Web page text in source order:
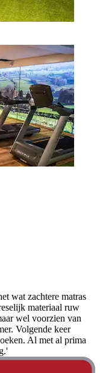
wat zachtere matras
materiaal ruw
wel voorzien van
Volgende keer
Al met al prima